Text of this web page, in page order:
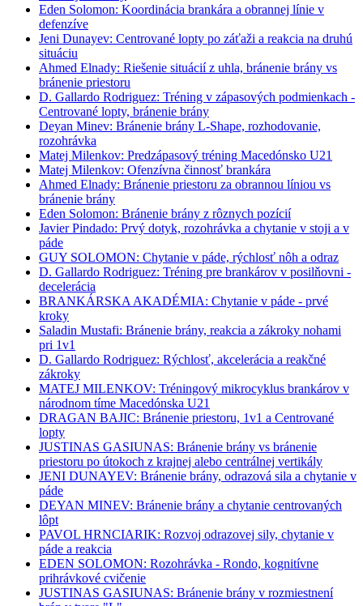
Eden Solomon: Koordinácia brankára a obrannej línie v
defenzíve
Jeni Dunayev: Centrované lopty po záťaži a reakcia na druhú
situáciu
Ahmed Elnady: Riešenie situácií z uhla, bránenie brány vs
bránenie priestoru
D. Gallardo Rodriguez: Tréning v zápasových podmienkach -
Centrované lopty, bránenie brány
Deyan Minev: Bránenie brány L-Shape, rozhodovanie,
rozohrávka
Matej Milenkov: Predzápasový tréning Macedónsko U21
Matej Milenkov: Ofenzívna činnosť brankára
Ahmed Elnady: Bránenie priestoru za obrannou líniou vs
bránenie brány
Eden Solomon: Bránenie brány z rôznych pozícií
Javier Pindado: Prvý dotyk, rozohrávka a chytanie v stoji a v
páde
GUY SOLOMON: Chytanie v páde, rýchlosť nôh a odraz
D. Gallardo Rodriguez: Tréning pre brankárov v posilňovni -
decelerácia
BRANKÁRSKA AKADÉMIA: Chytanie v páde - prvé
kroky
Saladin Mustafi: Bránenie brány, reakcia a zákroky nohami
pri 1v1
D. Gallardo Rodriguez: Rýchlosť, akcelerácia a reakčné
zákroky
MATEJ MILENKOV: Tréningový mikrocyklus brankárov v
národnom tíme Macedónska U21
DRAGAN BAJIC: Bránenie priestoru, 1v1 a Centrované
lopty
JUSTINAS GASIUNAS: Bránenie brány vs bránenie
priestoru po útokoch z krajnej alebo centrálnej vertikály
JENI DUNAYEV: Bránenie brány, odrazová sila a chytanie v
páde
DEYAN MINEV: Bránenie brány a chytanie centrovaných
lôpt
PAVOL HRNCIARIK: Rozvoj odrazovej sily, chytanie v
páde a reakcia
EDEN SOLOMON: Rozohrávka - Rondo, kognitívne
prihrávkové cvičenie
JUSTINAS GASIUNAS: Bránenie brány v rozmiestnení